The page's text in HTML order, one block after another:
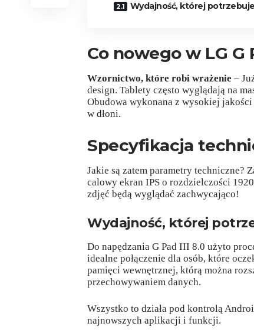
Wydajność, której
Co nowego w LG G
Wzornictwo, które robi wrażenie –
design. Tablety często wyglądają na
Obudowa wykonana z wysokiej
w dłoni.
Specyfikacja
Jakie są zatem parametry techniczne?
calowy ekran IPS o rozdzielczości
zdjęć będą wyglądać zachwycająco!
Wydajność, której
Do napędzania G Pad III 8.0 użyto
idealne połączenie dla osób, które
pamięci wewnętrznej, którą można
przechowywaniem danych.
Wszystko to działa pod kontrolą
najnowszych aplikacji i funkcji.